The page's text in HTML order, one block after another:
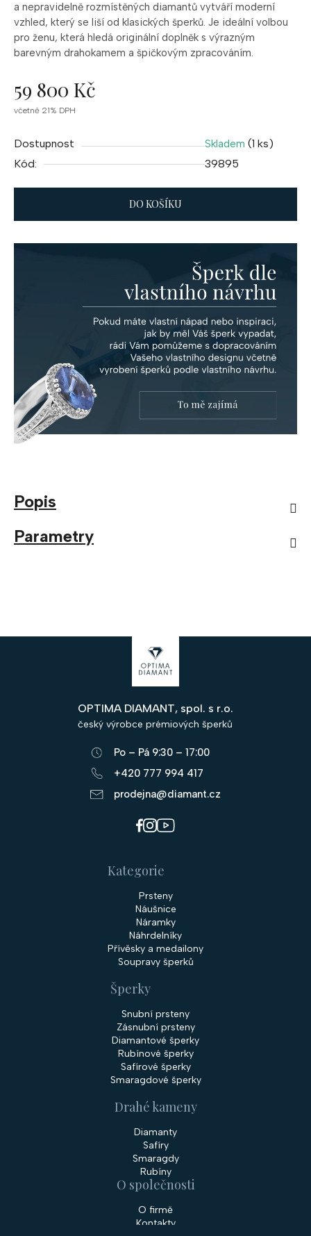
a nepravidelně rozmístěných diamantů vytváří moderní
vzhled, který se liší od klasických šperků. Je ideální volbou
pro ženu, která hledá originální doplněk s výrazným
barevným drahokamem a špičkovým zpracováním.
59 800 Kč
Měrná
včetně 21% DPH
Dostupnost Skladem (1 ks)
Kód:
39895
DO KOŠÍKU
Popis
Parametry
OPTIMA DIAMANT, spol. s r.o.
český výrobce prémiových šperků
Po – Pá 9:30 – 17:00
+420 777 994 417
prodejna@diamant.cz
Kategorie
Prsteny
Náušnice
Náramky
Náhrdelníky
Přívěsky a medailony
Soupravy šperků
Šperky
Snubní prsteny
Zásnubní prsteny
Diamantové šperky
Rubínové šperky
Safírové šperky
Smaragdové šperky
Drahé kameny
Diamanty
Safíry
Smaragdy
Rubíny
O společnosti
O firmě
Kontakty